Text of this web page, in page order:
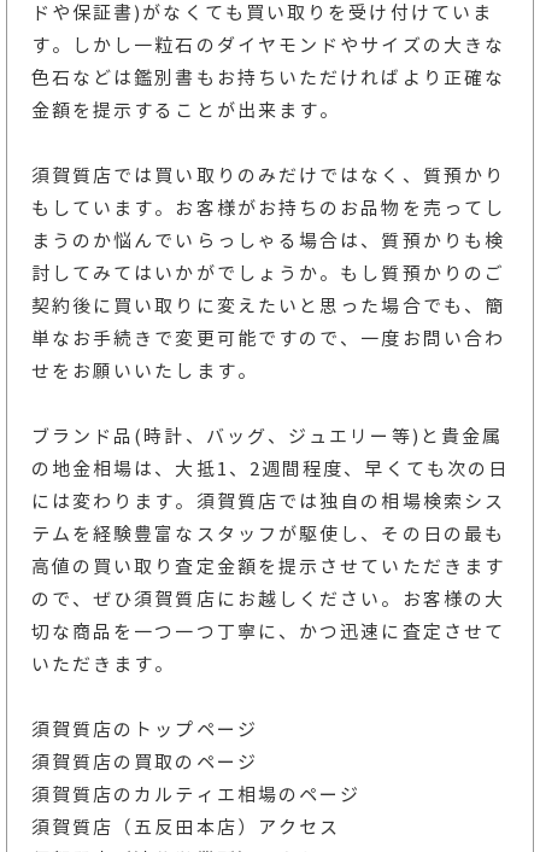
ドや保証書)がなくても買い取りを受け付けていま
す。しかし一粒石のダイヤモンドやサイズの大きな
色石などは鑑別書もお持ちいただければより正確な
金額を提示することが出来ます。
須賀質店では買い取りのみだけではなく、質預かり
もしています。お客様がお持ちのお品物を売ってし
まうのか悩んでいらっしゃる場合は、質預かりも検
討してみてはいかがでしょうか。もし質預かりのご
契約後に買い取りに変えたいと思った場合でも、簡
単なお手続きで変更可能ですので、一度お問い合わ
せをお願いいたします。
ブランド品(時計、バッグ、ジュエリー等)と貴金属
の地金相場は、大抵1、2週間程度、早くても次の日
には変わります。須賀質店では独自の相場検索シス
テムを経験豊富なスタッフが駆使し、その日の最も
高値の買い取り査定金額を提示させていただきます
ので、ぜひ須賀質店にお越しください。お客様の大
切な商品を一つ一つ丁寧に、かつ迅速に査定させて
いただきます。
須賀質店のトップページ
須賀質店の買取のページ
須賀質店のカルティエ相場のページ
須賀質店（五反田本店）アクセス